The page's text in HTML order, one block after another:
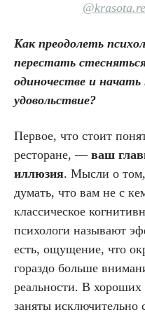
Как преодолеть
перестать
одиночестве и
удовольствие?
Первое, что стоит
ресторане, — ваш
иллюзия. Мысли о том,
думать, что вам не с
классическое
психологи называют
есть, ощущение, что
гораздо больше
реальности. В
заняты исключительно